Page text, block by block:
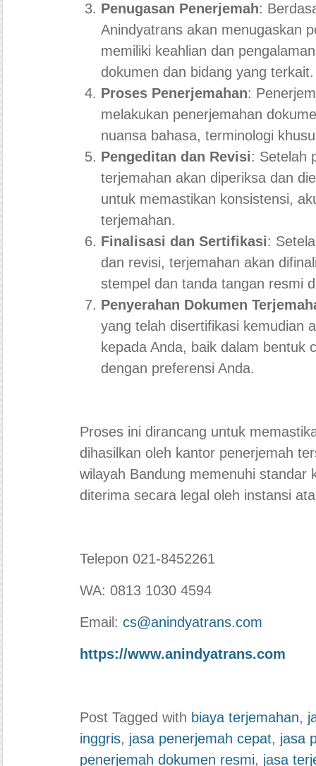
Penugasan Penerjemah:
Anindyatrans akan menugaskan
memiliki keahlian dan
dokumen dan bidang yang terkait.
Proses Penerjemahan:
melakukan penerjemahan
nuansa bahasa, terminologi
Pengeditan dan Revisi: Setelah
terjemahan akan diperiksa dan
untuk memastikan konsistensi,
terjemahan.
Finalisasi dan Sertifikasi:
dan revisi, terjemahan akan
stempel dan tanda tangan resmi
Penyerahan Dokumen
yang telah disertifikasi kemudian
kepada Anda, baik dalam bentuk
dengan preferensi Anda.
Proses ini dirancang untuk
dihasilkan oleh kantor penerjemah
wilayah Bandung memenuhi standar
diterima secara legal oleh instansi
Telepon 021-8452261
WA: 0813 1030 4594
Email: cs@anindyatrans.com
https://www.anindyatrans.com
Post Tagged with biaya terjemahan,
inggris, jasa penerjemah cepat, jasa
penerjemah dokumen resmi, jasa